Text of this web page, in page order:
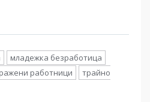
младежка безработица
работници
трайно